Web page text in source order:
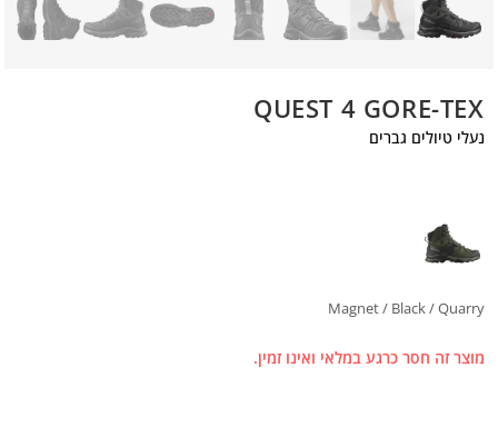
QUEST 4 GORE-TEX
נעלי טיולים גברים
Magnet / Black / Quarry
מוצר זה חסר כרגע במלאי ואינו זמין.